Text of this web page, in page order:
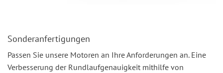
Sonderanfertigungen
Passen Sie unsere Motoren an Ihre Anforderungen an. Eine
Verbesserung der Rundlaufgenauigkeit mithilfe von